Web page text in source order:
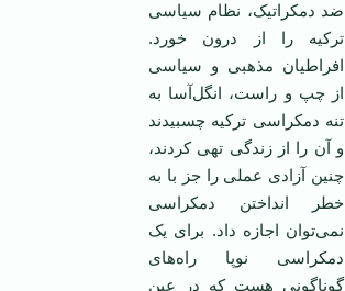
ضد دمکراتیک، نظام سیاسی
ترکیه را از درون خورد.
افراطیان مذهبی و سیاسی
از چپ و راست، انگل‌آسا به
تنه دمکراسی ترکیه چسبیدند
و آن را از زندگی تهی کردند،
چنین آزادی عملی را جز با به
خطر انداختن دمکراسی
نمی‌توان اجازه داد. برای یک
دمکراسی نو‌پا راه‌های
گوناگونی هست که در عین